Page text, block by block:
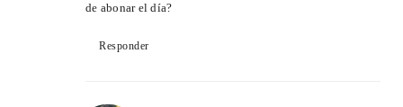
de abonar el día?
Responder